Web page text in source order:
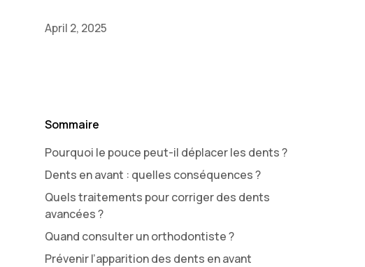
April 2, 2025
Sommaire
Pourquoi le pouce peut-il déplacer les dents ?
Dents en avant : quelles conséquences ?
Quels traitements pour corriger des dents
avancées ?
Quand consulter un orthodontiste ?
Prévenir l’apparition des dents en avant